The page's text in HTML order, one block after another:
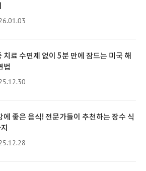
치료 수면제 없이 5분 만에 잠드는 미국 해
법
에 좋은 음식! 전문가들이 추천하는 장수 식